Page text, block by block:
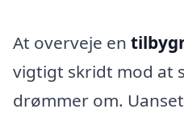
At overveje en
vigtigt skridt mod at
drømmer om.